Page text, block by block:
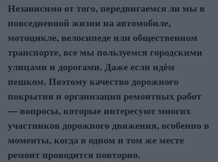
Независимо от того, передвигаемся ли мы в
повседневной жизни на автомобиле,
мотоцикле, велосипеде или общественном
транспорте, все мы пользуемся городскими
улицами и дорогами. Даже если идём
пешком. Поэтому качество дорожного
покрытия и организация ремонтных работ
— вопросы, которые интересуют многих
участников дорожного движения, особенно в
моменты, когда в одном и том же месте
ремонт проводится повторно.